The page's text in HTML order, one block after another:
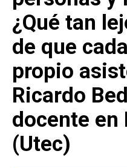
¿Qué tan
de que
propio
Ricardo
docente en
(Utec)